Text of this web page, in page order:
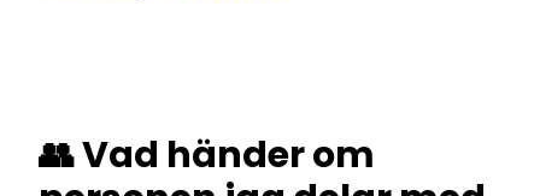
👥 Vad händer om